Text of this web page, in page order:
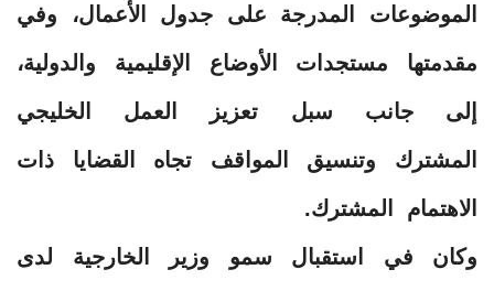
الموضوعات المدرجة على جدول الأعمال، وفي
مقدمتها مستجدات الأوضاع الإقليمية والدولية،
إلى جانب سبل تعزيز العمل الخليجي
المشترك وتنسيق المواقف تجاه القضايا ذات
الاهتمام المشترك.
وكان في استقبال سمو وزير الخارجية لدى